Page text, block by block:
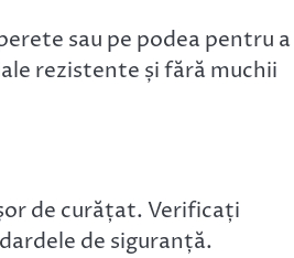
sau pe podea pentru a
rezistente și fără muchii
de curățat. Verificați
de siguranță.